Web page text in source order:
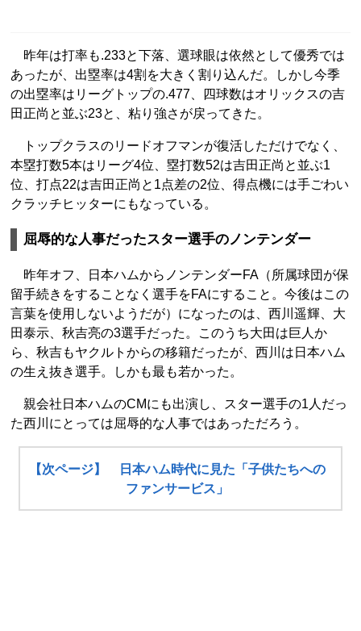
昨年は打率も.233と下落、選球眼は依然として優秀では
あったが、出塁率は4割を大きく割り込んだ。しかし今季
の出塁率はリーグトップの.477、四球数はオリックスの吉
田正尚と並ぶ23と、粘り強さが戻ってきた。
トップクラスのリードオフマンが復活しただけでなく、
本塁打数5本はリーグ4位、塁打数52は吉田正尚と並ぶ1
位、打点22は吉田正尚と1点差の2位、得点機には手ごわい
クラッチヒッターにもなっている。
屈辱的な人事だったスター選手のノンテンダー
昨年オフ、日本ハムからノンテンダーFA（所属球団が保
留手続きをすることなく選手をFAにすること。今後はこの
言葉を使用しないようだが）になったのは、西川遥輝、大
田泰示、秋吉亮の3選手だった。このうち大田は巨人か
ら、秋吉もヤクルトからの移籍だったが、西川は日本ハム
の生え抜き選手。しかも最も若かった。
親会社日本ハムのCMにも出演し、スター選手の1人だっ
た西川にとっては屈辱的な人事ではあっただろう。
【次ページ】 日本ハム時代に見た「子供たちへの
ファンサービス」